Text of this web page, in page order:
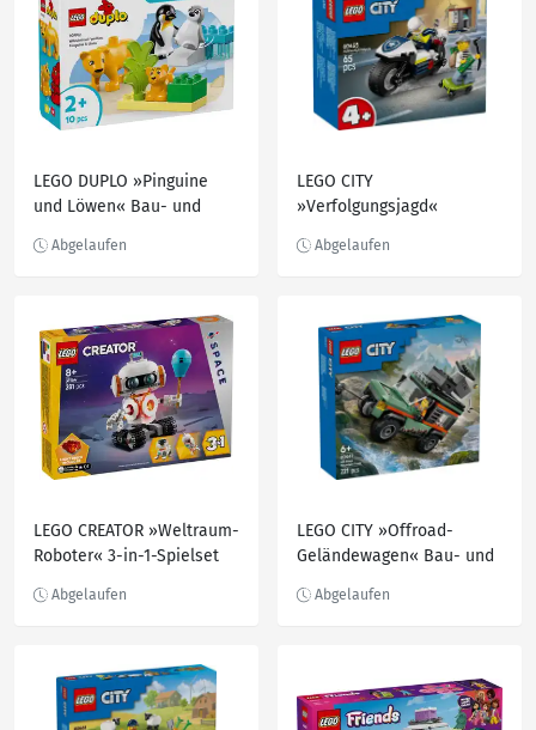
LEGO DUPLO »Pinguine
und Löwen« Bau- und
LEGO CITY
»Verfolgungsjagd«
LEGO CREATOR »Weltraum-
Roboter« 3-in-1-Spielset
LEGO CITY »Offroad-
Geländewagen« Bau- und